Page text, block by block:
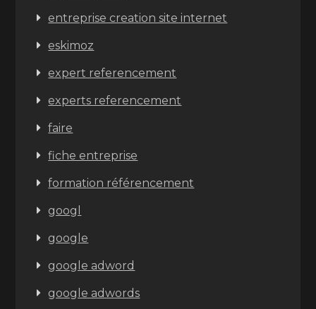
entreprise creation site internet
eskimoz
expert referencement
experts referencement
faire
fiche entreprise
formation référencement
googl
google
google adword
google adwords